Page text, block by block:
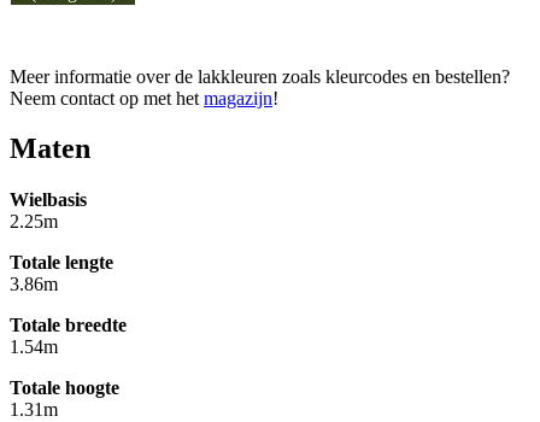
Meer informatie over de lakkleuren zoals kleurcodes en bestellen?
Neem contact op met het magazijn!
Maten
Wielbasis
2.25m
Totale lengte
3.86m
Totale breedte
1.54m
Totale hoogte
1.31m